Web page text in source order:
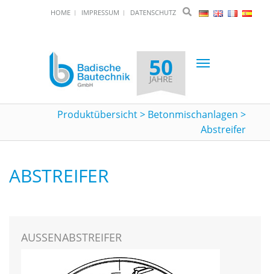
HOME IMPRESSUM DATENSCHUTZ
Toggle
Produktübersicht> Betonmischanlagen >
Abstreifer
ABSTREIFER
AUSSENABSTREIFER